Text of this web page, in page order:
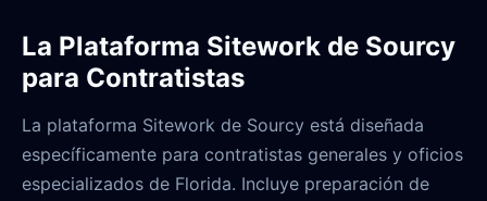
La Plataforma Sitework de Sourcy
para Contratistas
La plataforma Sitework de Sourcy está diseñada
específicamente para contratistas generales y oficios
especializados de Florida. Incluye preparación de